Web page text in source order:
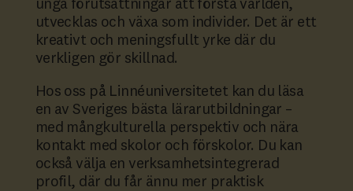
unga förutsättningar att förstå världen,
utvecklas och växa som individer. Det är ett
kreativt och meningsfullt yrke där du
verkligen gör skillnad.
Hos oss på Linnéuniversitetet kan du läsa
en av Sveriges bästa lärarutbildningar –
med mångkulturella perspektiv och nära
kontakt med skolor och förskolor. Du kan
också välja en verksamhetsintegrerad
profil, där du får ännu mer praktisk